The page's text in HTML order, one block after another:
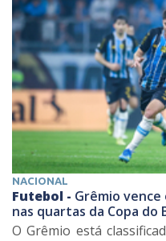
NACIONAL
Futebol - Grêmio
nas quartas da Copa do
O Grêmio está